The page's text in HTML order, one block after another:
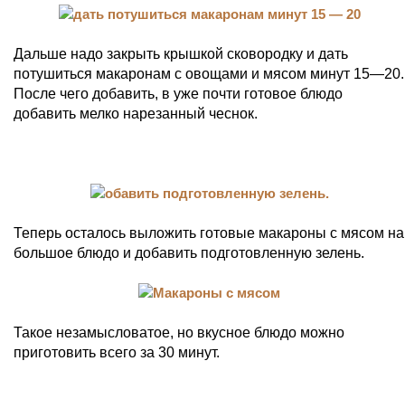
Дальше надо закрыть крышкой сковородку и дать
потушиться макаронам с овощами и мясом минут 15—20.
После чего добавить, в уже почти готовое блюдо
добавить мелко нарезанный чеснок.
Теперь осталось выложить готовые макароны с мясом на
большое блюдо и добавить подготовленную зелень.
Такое незамысловатое, но вкусное блюдо можно
приготовить всего за 30 минут.